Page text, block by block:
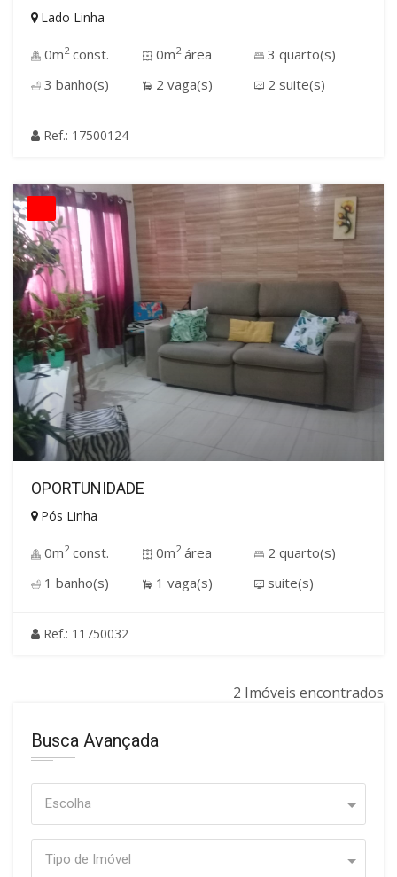
Lado Linha
0m2const. 0m2área
3 quarto(s)
3 banho(s)
2 vaga(s) 2 suite(s)
Ref.: 17500124
OPORTUNIDADE
Pós Linha
0m2const. 0m2área
2 quarto(s)
1 banho(s)
1 vaga(s) suite(s)
Ref.: 11750032
2 Imóveis encontrados
Busca Avançada
Escolha
Tipo de Imóvel